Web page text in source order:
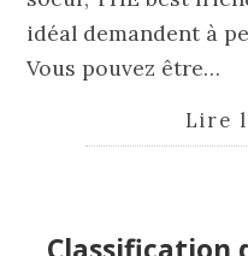
idéal demandent à
Vous pouvez être…
Lire